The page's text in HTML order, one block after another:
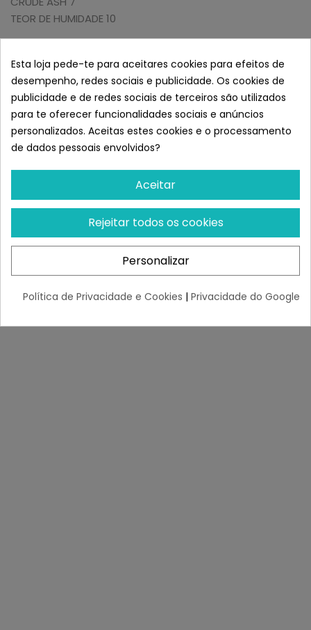
TEOR DE HUMIDADE 10
Saúde dos olhos
Articulações saudáveis
Alta digestibilidade
Atrasa o envelhecimento
Previne doenças senis
Peso ideal
Cabelo e pele saudáveis
Saúde dentária
Reforço imunitário
Pequeno kibble
Óptima actividade muscular
Hipoalergénico
Esta loja pede-te para aceitares cookies para efeitos de
desempenho, redes sociais e publicidade. Os cookies de
publicidade e de redes sociais de terceiros são utilizados
para te oferecer funcionalidades sociais e anúncios
personalizados. Aceitas estes cookies e o processamento
de dados pessoais envolvidos?
Aceitar
Rejeitar todos os cookies
Personalizar
Política de Privacidade e Cookies | Privacidade do Google